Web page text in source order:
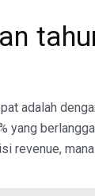
adalah
yang
revenue,